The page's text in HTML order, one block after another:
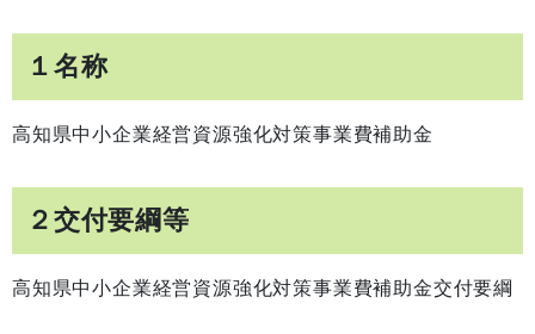
１名称
高知県中小企業経営資源強化対策事業費補助金
２交付要綱等
高知県中小企業経営資源強化対策事業費補助金交付要綱